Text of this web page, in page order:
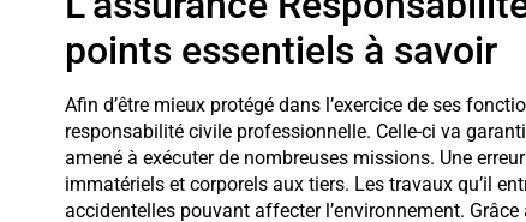
points essentiels à savoir
Afin d’être mieux protégé dans l’exercice de ses
responsabilité civile professionnelle. Celle-ci va
amené à exécuter de nombreuses missions. Une
immatériels et corporels aux tiers. Les travaux qu’il
accidentelles pouvant affecter l’environnement.